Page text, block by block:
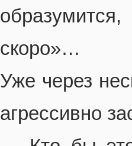
скоро»…
Уже через
агрессивно